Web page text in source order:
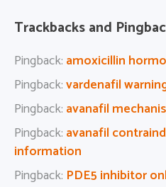
Trackbacks and
Pingback: amoxicillin
Pingback:vardenafil
Pingback: avanafil
Pingback: avanafil
information
Pingback: PDE5 inhibitor